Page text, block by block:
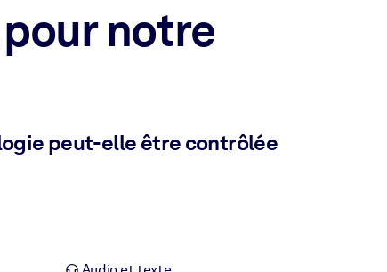
notre
peut-elle être contrôlée